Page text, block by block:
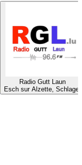
Radio Gutt Laun
Esch sur Alzette, Schlager